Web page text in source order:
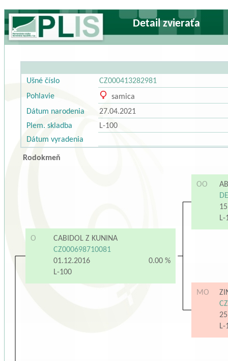
Detail zvieraťa
Ušné číslo
CZ000413282981
Pohlavie
samica
Dátum narodenia
27.04.2021
Plem. skladba
L-100
Dátum vyradenia
Rodokmeň
O
CABIDOL Z KUNINA
CZ000698710081
01.12.2016
0.00 %
L-100
OO
MO